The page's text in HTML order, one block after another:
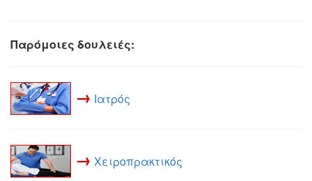
Παρόμοιες δουλειές:
→ Ιατρός
→ Χειροπρακτικός